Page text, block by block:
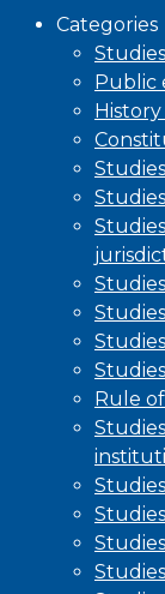
Categories
Studies
Public
Rule